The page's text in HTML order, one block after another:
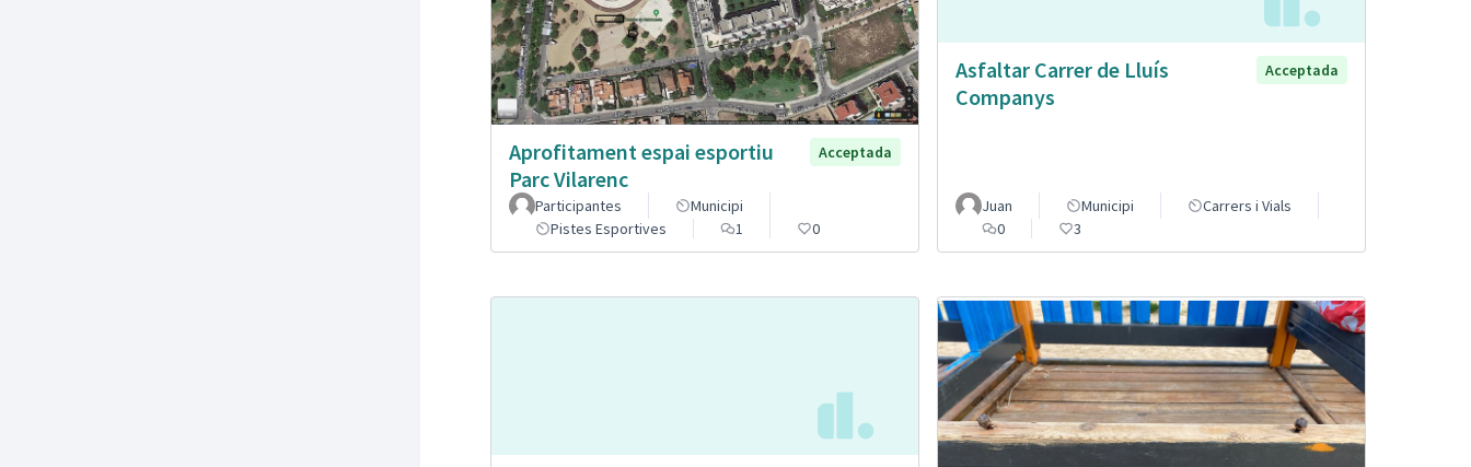
Aprofitament espai esportiu
Parc Vilarenc
Acceptada
Participantes
Municipi
Pistes Esportives
1 0
Asfaltar Carrer de Lluís
Companys
Acceptada
Juan Municipi
Carrers i Vials
0
3